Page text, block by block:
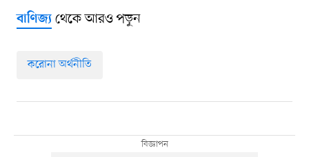
বাণিজ্যথেকে আরও পড়ুন
করোনা অর্থনীতি